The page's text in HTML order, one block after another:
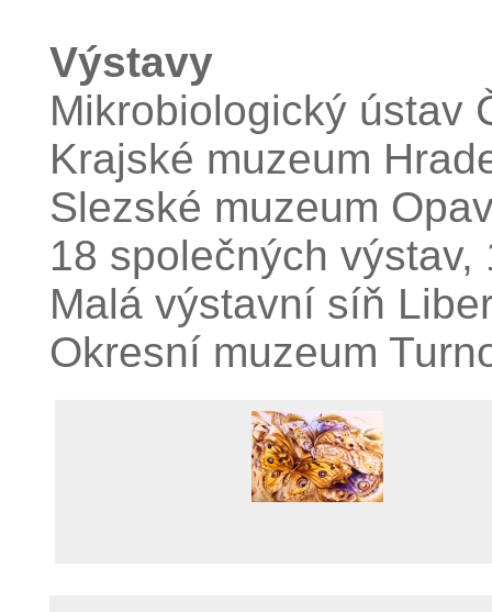
Výstavy
Mikrobiologický ústav
Krajské muzeum
Slezské muzeum
18 společných výstav,
Malá výstavní síň
Okresní muzeum